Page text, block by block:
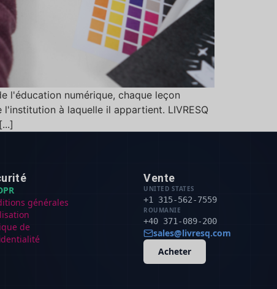
l'éducation numérique, chaque leçon
à laquelle il appartient. LIVRESQ
générales
de
Vente
UNITED STATES
+1 315-562-7559
ROUMANIE
+40 371-089-200
sales@livresq.com
Acheter